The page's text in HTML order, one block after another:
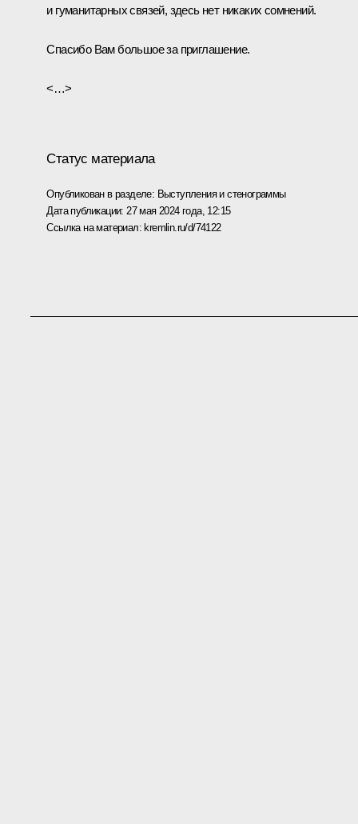
и гуманитарных связей, здесь нет никаких сомнений.
Спасибо Вам большое за приглашение.
<…>
Статус материала
Опубликован в разделе: Выступления и стенограммы
Дата публикации: 27 мая 2024 года, 12:15
Ссылка на материал:kremlin.ru/d/74122